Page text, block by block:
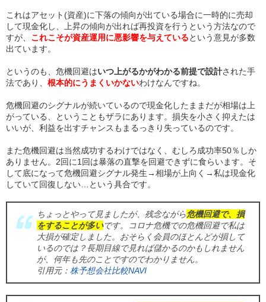
これはアセット(資産)に下落の傾向が出ている場合に一時的に売却
して現金化し、上昇の傾向が出れば再投資を行うという方法なので
すが、 これこそが資産運用に悪影響を与えているという意見が多数
出ています。
というのも、危機回避はいつ上がるかがわかる前提で設計された手
法であり、 根本的にうまくいかないわけなんですね。
危機回避のシグナルが続いているので現金化したままだが相場は上
がっている、ということもザラにあります。損失を小さく抑えたは
いいが、利益を出すチャンスもまるっきり失っているのです。
また危機回避は当然成功するわけではなく、むしろ成功率50％しか
ありません。2回に1回は暴落の直撃を回避できずに食らいます。そ
して底になって危機回避シグナル発生→相場が上向く→私は現金化
していて回復しない…という具合です。
ちょっとやって見ましたが、残念ながら危機回避で、損
をすることが多いです。コロナ危機での危機回避で私は
大損が確定しました。おそらく会員のほとんどが損して
いるのでは？長期目線で見れば儲かるのかもしれません
が、何年も先のことですのでわかりません。
引用元： 株予想会社比較NAVI